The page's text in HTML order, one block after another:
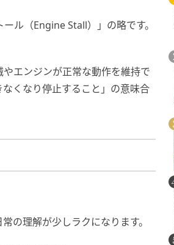
ル（Engine Stall）」の略です。
エンジンが正常な動作を維持で
くなり停止すること」の意味合
の理解が少しラクになります。